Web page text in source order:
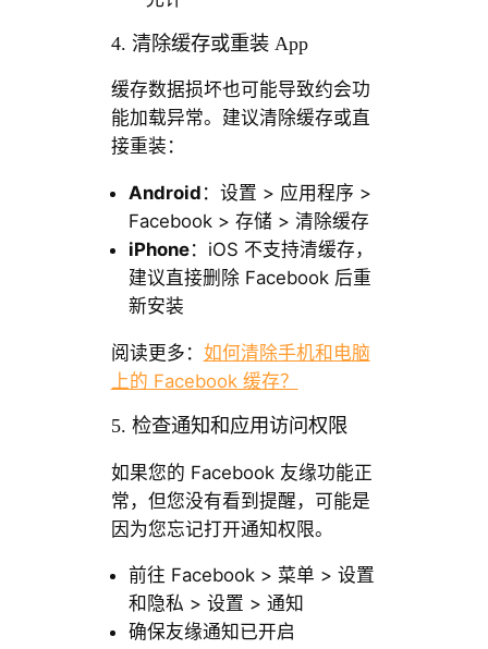
4. 清除缓存或重装 App
缓存数据损坏也可能导致约会功
能加载异常。建议清除缓存或直
接重装：
Android ：设置 > 应用程序 >
Facebook > 存储 > 清除缓存
iPhone：iOS 不支持清缓存，
建议直接删除 Facebook 后重
新安装
阅读更多： 如何清除手机和电脑
上的 Facebook 缓存？
5. 检查通知和应用访问权限
如果您的 Facebook 友缘功能正
常，但您没有看到提醒，可能是
因为您忘记打开通知权限。
前往 Facebook > 菜单 > 设置
和隐私 > 设置 > 通知
确保友缘通知已开启